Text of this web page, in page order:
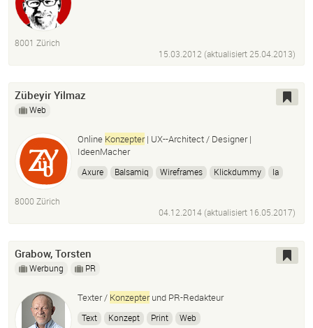
8001 Zürich
15.03.2012 (aktualisiert25.04.2013)
Zübeyir Yilmaz
Web
Online Konzepter| UX--Architect / Designer |
IdeenMacher
Axure Balsamiq Wireframes Klickdummy
Ia
Social Media
Kampgane Ideen
8000 Zürich
04.12.2014 (aktualisiert 16.05.2017)
Grabow, Torsten
Werbung PR
Texter / Konzepterund PR-Redakteur
Text Konzept Print Web